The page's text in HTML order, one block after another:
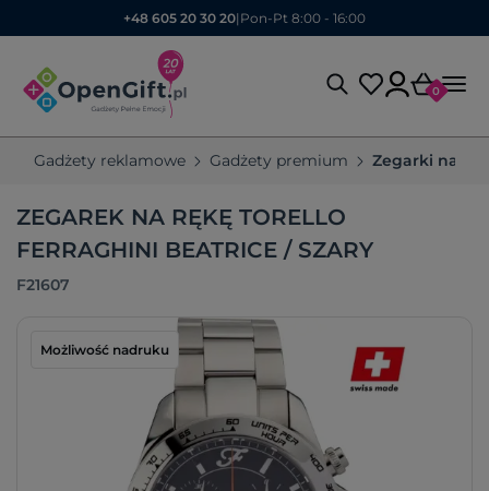
+48 605 20 30 20| Pon-Pt 8:00 - 16:00
0
Gadżety reklamowe Gadżety premium Zegarki na
ZEGAREK NA RĘKĘ TORELLO
FERRAGHINI BEATRICE / SZARY
F21607
Możliwość nadruku